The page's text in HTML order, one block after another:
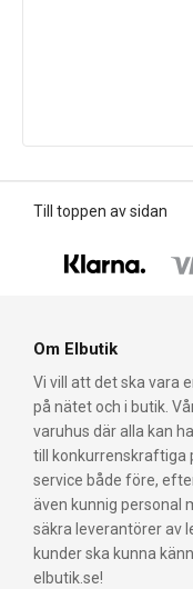
Till toppen av sidan
Om Elbutik
Vi vill att det ska vara
på nätet och i butik.
varuhus där alla kan
till konkurrenskraftiga
service både före,
även kunnig personal
säkra leverantörer av
kunder ska kunna
elbutik.se!